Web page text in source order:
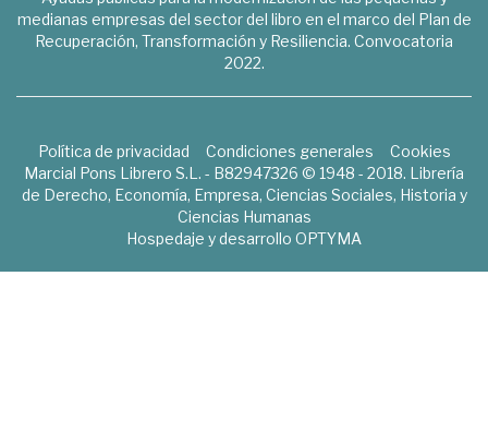
medianas empresas del sector del libro en el marco del Plan de
Recuperación, Transformación y Resiliencia. Convocatoria
2022.
Política de privacidad Condiciones generales
Cookies
Marcial Pons Librero S.L. - B82947326 © 1948 - 2018. Librería
de Derecho, Economía, Empresa, Ciencias Sociales, Historia y
Ciencias Humanas
Hospedaje y desarrollo OPTYMA